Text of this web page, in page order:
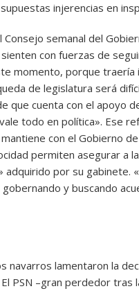
injerencias en
semanal del
con fuerzas de
momento, porque traería
de legislatura será
que cuenta con el apoyo
todo en política». Ese
con el Gobierno
permiten asegurar a
por su gabinete.
y buscando
navarros lamentaron la
PSN –gran perdedor tras